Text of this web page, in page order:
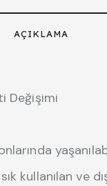
AÇIKLAMA
Değişimi
kullanılan ve